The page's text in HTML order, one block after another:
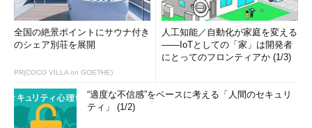
全国の絶景ポイントにサウナ付き
のシェア別荘を展開
PR(COCO VILLA on GOETHE)
人工知能／自動化が家庭を変える
――IoTとしての「家」は開発者
にとってのフロンティアか (1/3)
“適度な不信感”をベースに考える「人間のセキュリ
ティ」 (1/2)